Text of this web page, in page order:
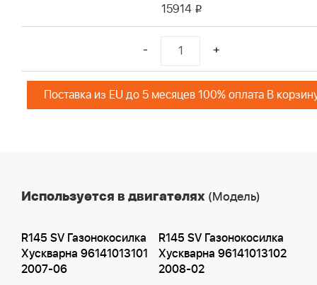
15914 i
- +
Поставка из EU до 5 месяцев 100% оплата В
Используется в двигателях (Модель)
R145 SV Газонокосилка
Хускварна 96141013101
2007-06
R145 SV Газонокосилка
Хускварна 96141013102
2008-02